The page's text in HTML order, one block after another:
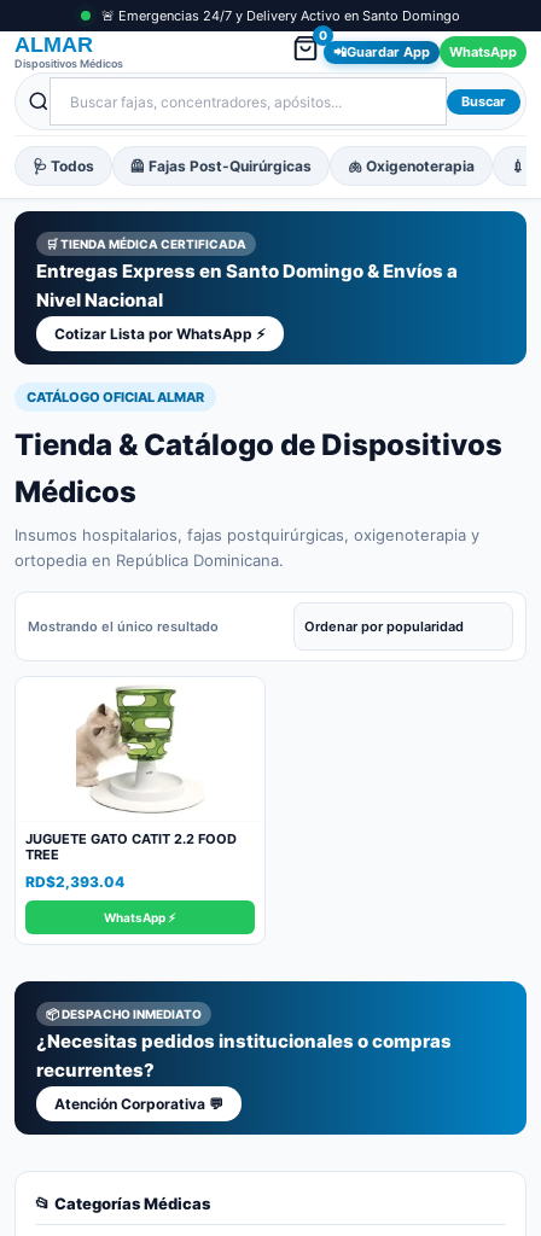
🚨 Emergencias 24/7 y Delivery Activo en Santo Domingo
ALMAR
Dispositivos Médicos
0
📲Guardar App WhatsApp
Buscar
🩺 Todos 🦺 Fajas Post-Quirúrgicas 🫁 Oxigenoterapia 💉
🛒 TIENDA MÉDICA CERTIFICADA
Entregas Express en Santo Domingo & Envíos a
Nivel Nacional
Cotizar Lista por WhatsApp ⚡
CATÁLOGO OFICIAL ALMAR
Tienda & Catálogo de Dispositivos
Médicos
Insumos hospitalarios, fajas postquirúrgicas, oxigenoterapia y
ortopedia en República Dominicana.
📂 Categorías Médicas
Mostrando el único resultado
JUGUETE GATO CATIT 2.2 FOOD
TREE
RD$2,393.04
WhatsApp ⚡
📦 DESPACHO INMEDIATO
¿Necesitas pedidos institucionales o compras
recurrentes?
Atención Corporativa 💬